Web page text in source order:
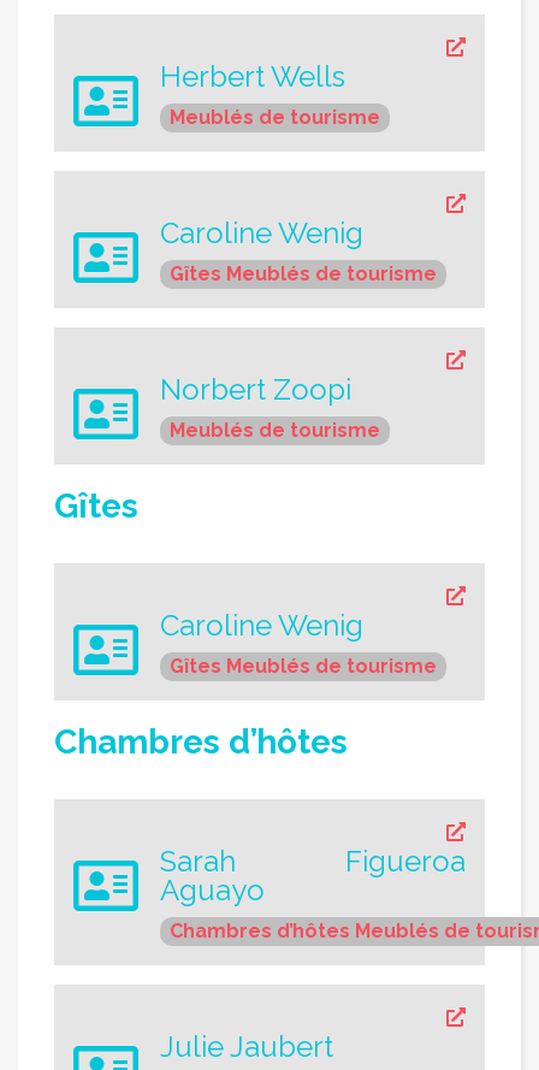
Herbert Wells
Meublés de tourisme
Caroline Wenig
Gîtes Meublés de tourisme
Norbert Zoopi
Meublés de tourisme
Gîtes
Caroline Wenig
Gîtes Meublés de tourisme
Chambres d’hôtes
Sarah Figueroa
Aguayo
Chambres d’hôtes Meublés de
Julie Jaubert